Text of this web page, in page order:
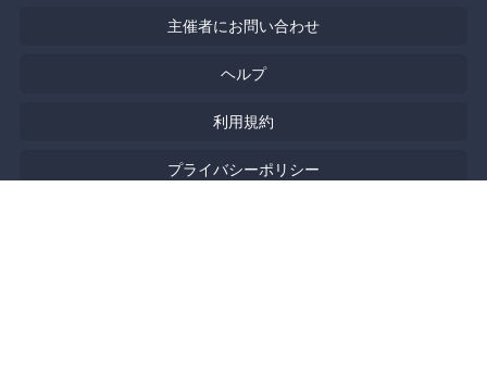
主催者にお問い合わせ
ヘルプ
利用規約
プライバシーポリシー